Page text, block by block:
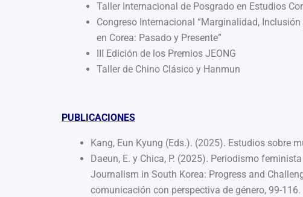
Taller Internacional de Posgrado en Estudios
Congreso Internacional “Marginalidad, Inclusión
en Corea: Pasado y Presente”
III Edición de los Premios JEONG
Taller de Chino Clásico y Hanmun
PUBLICACIONES
Kang, Eun Kyung (Eds.). (2025). Estudios sobre
Daeun, E. y Chica, P. (2025). Periodismo
Journalism in South Korea: Progress and
comunicación con perspectiva de género, 99-116.